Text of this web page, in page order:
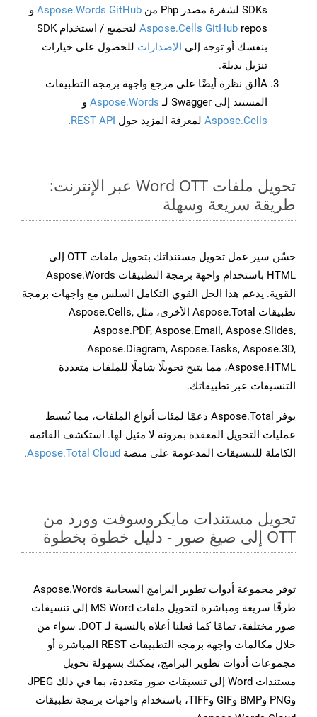
SDKs لشفرة مصدر Php من
Aspose.Words GitHub و
Aspose.Cells GitHub
repos لتجميع / استخدام SDK
بنفسك أو توجه إلى الإصدارات للحصول على خيارات
تنزيل بديلة.
Aألق نظرة أيضًا على مرجع واجهة برمجة التطبيقات
المستند إلى Swagger لـ
Aspose.Words و
Aspose.Cells لمعرفة المزيد حول REST API
.
تحويل ملفات Word OTT عبر الإنترنت:
طريقة سريعة وسهلة
حسّن سير عمل تحويل مستنداتك بتحويل ملفات OTT إلى
HTML باستخدام واجهة برمجة التطبيقات Aspose.Words
القوية. يدعم هذا الحل القوي التكامل السلس مع واجهات برمجة
تطبيقات Aspose.Total الأخرى، مثل Aspose.Cells,
Aspose.PDF, Aspose.Email, Aspose.Slides,
Aspose.Diagram, Aspose.Tasks, Aspose.3D,
Aspose.HTML، مما يتيح تحويلًا شاملًا للملفات متعددة
التنسيقات عبر تطبيقاتك.
يوفر Aspose.Total دعمًا لمئات أنواع الملفات، مما يُبسط
عمليات التحويل المعقدة بمرونة لا مثيل لها. استكشف القائمة
الكاملة للتنسيقات المدعومة على منصة Aspose.Total Cloud
.
تحويل مستندات مايكروسوفت وورد من
OTT إلى صيغ صور - دليل خطوة بخطوة
توفر مجموعة أدوات تطوير البرامج السحابية Aspose.Words
طرقًا سريعة ومباشرة لتحويل ملفات MS Word إلى تنسيقات
صور مختلفة، تمامًا كما فعلنا أعلاه بالنسبة لـ DOT. سواء من
خلال مكالمات واجهة برمجة التطبيقات REST المباشرة أو
مجموعات أدوات تطوير البرامج، يمكنك بسهولة تحويل
مستندات Word إلى تنسيقات صور متعددة، بما في ذلك JPEG
وPNG وBMP وGIF وTIFF، باستخدام واجهات برمجة تطبيقات